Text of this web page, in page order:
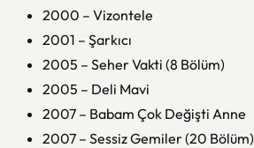
2000 – Vizontele
2001 – Şarkıcı
2005 – Seher Vakti (8 Bölüm)
2005 – Deli Mavi
2007 – Babam Çok Değişti Anne
2007 – Sessiz Gemiler (20 Bölüm)